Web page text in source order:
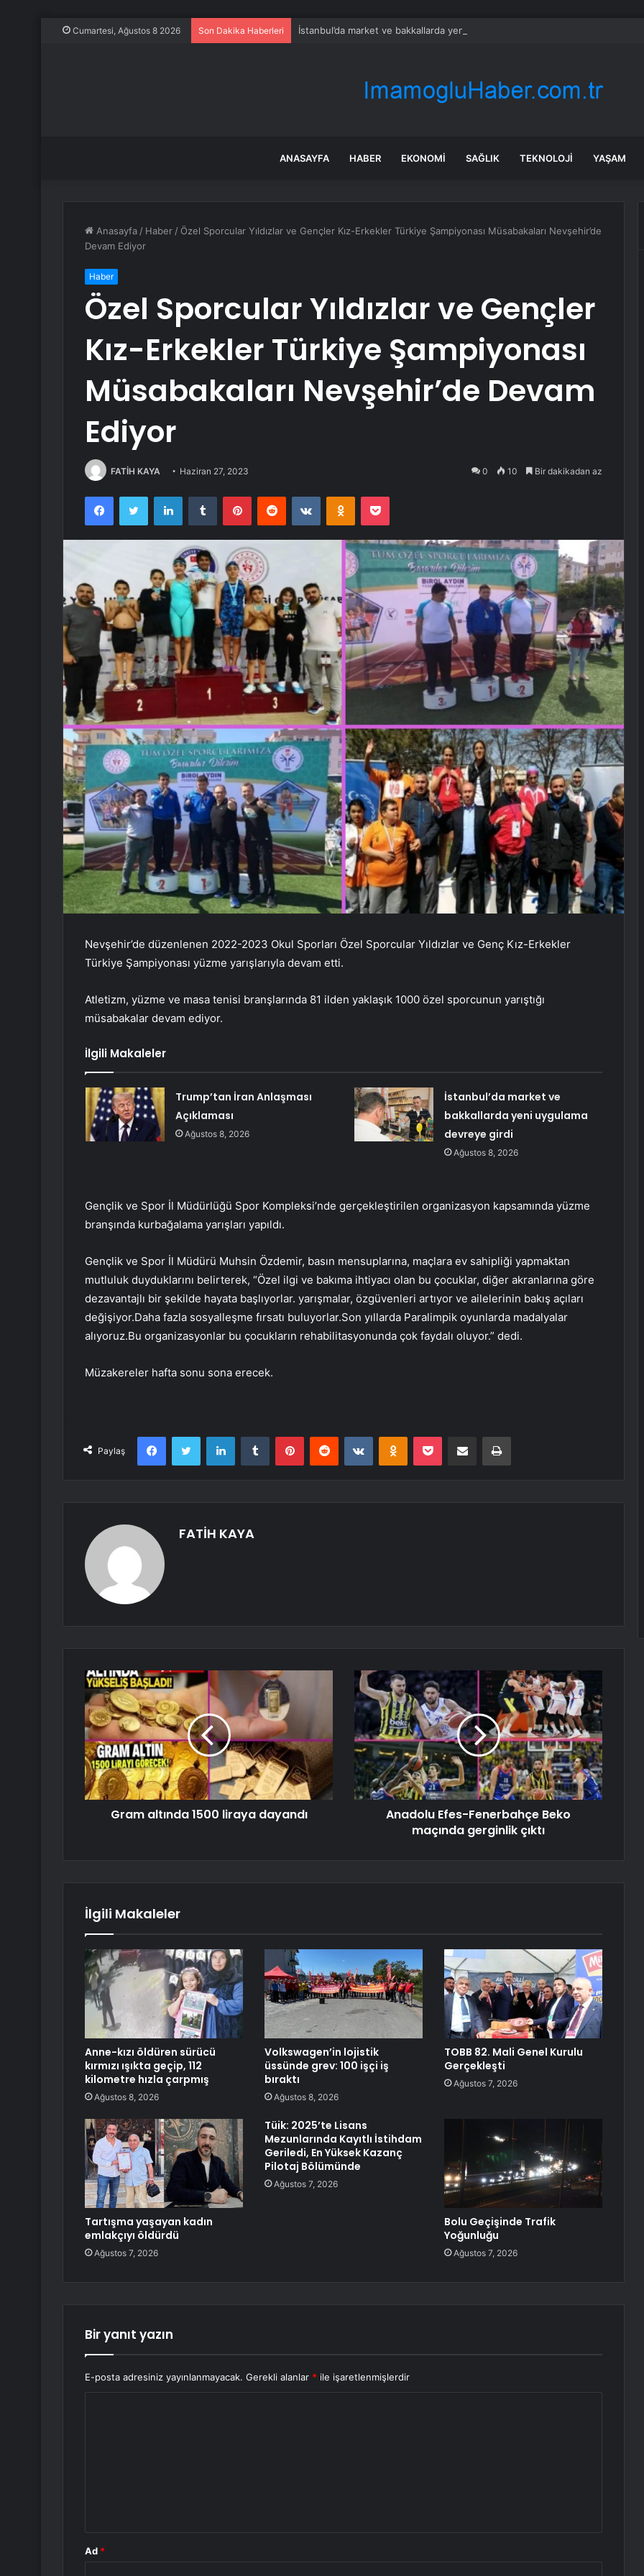
Cumartesi, Ağustos 8 2026 Son Dakika Haberleri İstanbul’da market ve bakkallarda yeni uygulama devreye girdi
ANASAYFA HABER EKONOMI SAĞLIK TEKNOLOJI YAŞAM
Anasayfa / Haber / Özel Sporcular Yıldızlar ve Gençler Kız-Erkekler Türkiye Şampiyonası Müsabakaları Nevşehir’de
Devam Ediyor
Haber
Özel Sporcular Yıldızlar ve Gençler
Kız-Erkekler Türkiye Şampiyonası
Müsabakaları Nevşehir’de Devam
Ediyor
FATİH KAYA Haziran 27, 2023 0 10 Bir dakikadan az
FacebookTwitter LinkedInTumblr PinterestReddit VKontakteOdnoklassniki
Pocket
Nevşehir’de düzenlenen 2022-2023 Okul Sporları Özel Sporcular Yıldızlar ve Genç Kız-Erkekler
Türkiye Şampiyonası yüzme yarışlarıyla devam etti.
Atletizm, yüzme ve masa tenisi branşlarında 81 ilden yaklaşık 1000 özel sporcunun yarıştığı
müsabakalar devam ediyor.
İlgili Makaleler
Trump’tan İran Anlaşması
Açıklaması
Ağustos 8, 2026
İstanbul’da market ve
bakkallarda yeni uygulama
devreye girdi
Ağustos 8, 2026
Gençlik ve Spor İl Müdürlüğü Spor Kompleksi’nde gerçekleştirilen organizasyon kapsamında yüzme
branşında kurbağalama yarışları yapıldı.
Gençlik ve Spor İl Müdürü Muhsin Özdemir, basın mensuplarına, maçlara ev sahipliği yapmaktan
mutluluk duyduklarını belirterek, “Özel ilgi ve bakıma ihtiyacı olan bu çocuklar, diğer akranlarına göre
dezavantajlı bir şekilde hayata başlıyorlar. yarışmalar, özgüvenleri artıyor ve ailelerinin bakış açıları
değişiyor.Daha fazla sosyalleşme fırsatı buluyorlar.Son yıllarda Paralimpik oyunlarda madalyalar
alıyoruz.Bu organizasyonlar bu çocukların rehabilitasyonunda çok faydalı oluyor.” dedi.
Müzakereler hafta sonu sona erecek.
Paylaş
FacebookTwitter LinkedInTumblr PinterestReddit VKontakteOdnoklassniki
Pocket E-Posta ile paylaş Yazdır
FATİH KAYA
Gram altında 1500 liraya dayandı
Anadolu Efes-Fenerbahçe Beko
maçında gerginlik çıktı
İlgili Makaleler
Anne-kızı öldüren sürücü
kırmızı ışıkta geçip, 112
kilometre hızla çarpmış
Ağustos 8, 2026
Volkswagen’in lojistik
üssünde grev: 100 işçi iş
bıraktı
Ağustos 8, 2026
TOBB 82. Mali Genel Kurulu
Gerçekleşti
Ağustos 7, 2026
Tartışma yaşayan kadın
emlakçıyı öldürdü
Ağustos 7, 2026
Tüik: 2025’te Lisans
Mezunlarında Kayıtlı İstihdam
Geriledi, En Yüksek Kazanç
Pilotaj Bölümünde
Ağustos 7, 2026
Bolu Geçişinde Trafik
Yoğunluğu
Ağustos 7, 2026
Bir yanıt yazın
E-posta adresiniz yayınlanmayacak. Gerekli alanlar * ile işaretlenmişlerdir
Ad *